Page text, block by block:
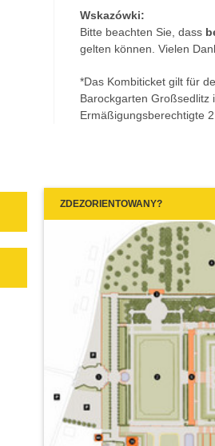
Wskazówki:
Bitte beachten Sie, dass
gelten können. Vielen
*Das Kombiticket gilt für
Barockgarten Großsedlitz
Ermäßigungsberechtigte
ZDEZORIENTOWANY?